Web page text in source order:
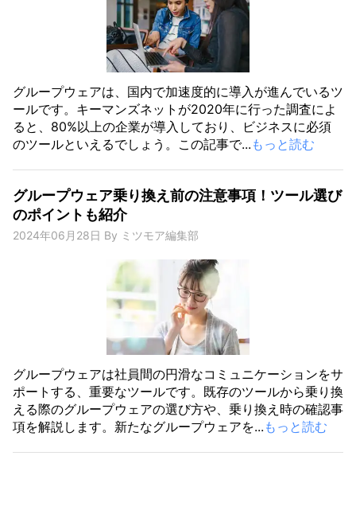
グループウェアは、国内で加速度的に導入が進んでいるツ
ールです。キーマンズネットが2020年に行った調査によ
ると、80%以上の企業が導入しており、ビジネスに必須
のツールといえるでしょう。この記事で... もっと読む
グループウェア乗り換え前の注意事項！ツール選び
のポイントも紹介
2024年06月28日 By ミツモア編集部
グループウェアは社員間の円滑なコミュニケーションをサ
ポートする、重要なツールです。既存のツールから乗り換
える際のグループウェアの選び方や、乗り換え時の確認事
項を解説します。新たなグループウェアを... もっと読む